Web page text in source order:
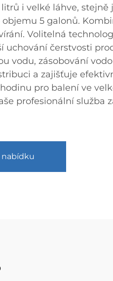
litrů i velké láhve,
5 galonů.
Volitelná
uchování čerstvosti
vodu, zásobování
a zajišťuje
pro balení ve
profesionální služba
nabídku